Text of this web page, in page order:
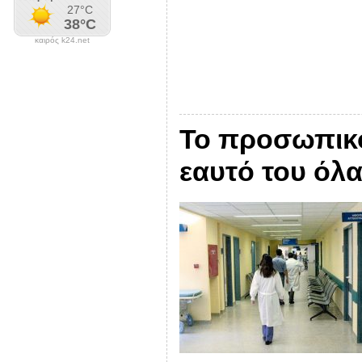
καιρός k24.net
Το
εαυτό του